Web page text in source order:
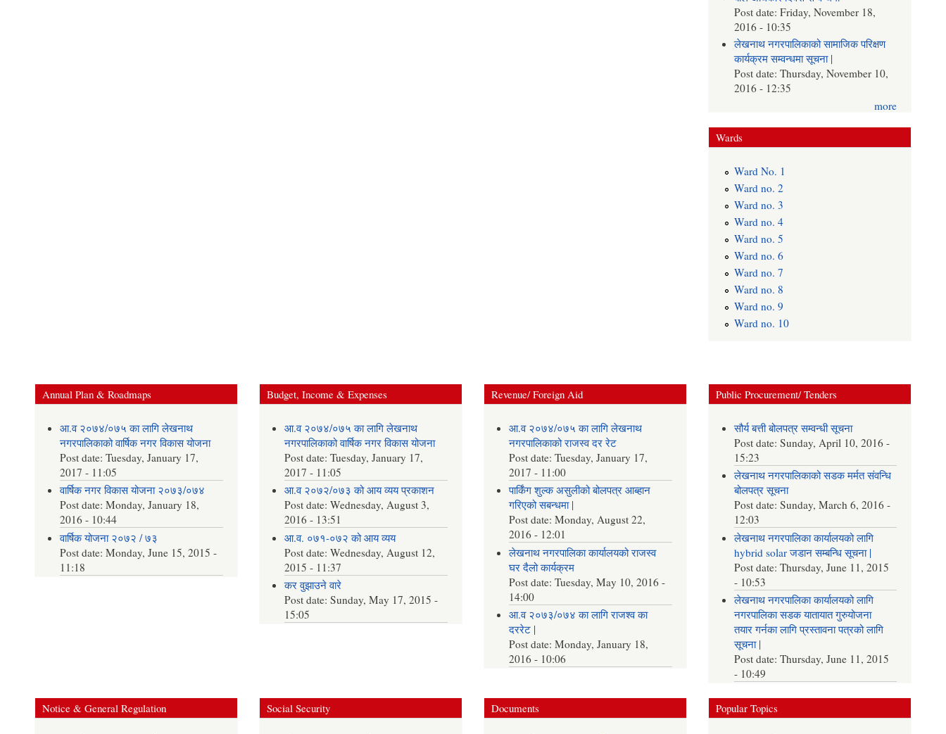
Post date: Friday, November 18,
2016 - 10:35
लेखनाथ नगरपालिकाको सामाजिक परिक्षण
कार्यक्रम सम्वन्धमा सूचना |
Post date: Thursday, November 10,
2016 - 12:35
more
Wards
Ward No. 1
Ward no. 2
Ward no. 3
Ward no. 4
Ward no. 5
Ward no. 6
Ward no. 7
Ward no. 8
Ward no. 9
Ward no. 10
Annual Plan & Roadmaps
आ.व २०७४/०७५ का लागि लेखनाथ
नगरपालिकाको वार्षिक नगर विकास योजना
Post date: Tuesday, January 17,
2017 - 11:05
वार्षिक नगर विकास योजना २०७३/०७४
Post date: Monday, January 18,
2016 - 10:44
वार्षिक योजना २०७२ / ७३
Post date: Monday, June 15, 2015 -
11:18
Budget, Income & Expenses
आ.व २०७४/०७५ का लागि लेखनाथ
नगरपालिकाको वार्षिक नगर विकास योजना
Post date:Tuesday, January 17,
2017 - 11:05
आ.व २०७२/०७३ को आय व्यय प्रकाशन
Post date:Wednesday, August 3,
2016 - 13:51
आ.व. ०७१-०७२ को आय व्यय
Post date:Wednesday, August 12,
2015 - 11:37
कर वुझाउने वारे
Post date:Sunday, May 17, 2015 -
15:05
Revenue/ Foreign Aid
आ.व २०७४/०७५ का लागि लेखनाथ
नगरपालिकाको राजस्व दर रेट
Post date:Tuesday, January 17,
2017 - 11:00
पार्किंग शुल्क असुलीको बोलपत्र आब्हान
गरिएको सबन्धमा |
Post date:Monday, August 22,
2016 - 12:01
लेखनाथ नगरपालिका कार्यालयको राजस्व
घर दैलो कार्यक्रम
Post date:Tuesday, May 10, 2016 -
14:00
आ.व २०७३/०७४ का लागि राजश्व का
दररेट |
Post date:Monday, January 18,
2016 - 10:06
Public Procurement/ Tenders
सौर्य बत्ती बोलपत्र सम्वन्धी सूचना
Post date: Sunday, April 10, 2016 -
15:23
लेखनाथ नगरपालिकाको सडक मर्मत संवन्धि
बोलपत्र सूचना
Post date: Sunday, March 6, 2016 -
12:03
लेखनाथ नगरपालिका कार्यालयको लागि
hybrid solar जडान सम्बन्धि सूचना |
Post date: Thursday, June 11, 2015
- 10:53
लेखनाथ नगरपालिका कार्यालयको लागि
नगरपालिका सडक यातायात गुरुयोजना
तयार गर्नका लागि प्रस्तावना पत्रको लागि
सूचना |
Post date: Thursday, June 11, 2015
- 10:49
Notice & General Regulation Social Security Documents Popular Topics